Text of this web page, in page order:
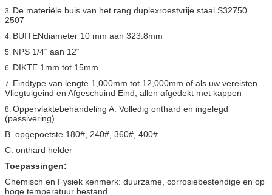
3. De materiële buis van het rang duplexroestvrije staal S32750
2507
4. BUITENdiameter 10 mm aan 323.8mm
5. NPS 1/4“ aan 12“
6. DIKTE 1mm tot 15mm
7. Eindtype van lengte 1,000mm tot 12,000mm of als uw vereisten
Vliegtuigeind en Afgeschuind Eind, allen afgedekt met kappen
8. Oppervlaktebehandeling A. Volledig onthard en ingelegd
(passivering)
B. opgepoetste 180#, 240#, 360#, 400#
C. onthard helder
Toepassingen:
Chemisch en Fysiek kenmerk: duurzame, corrosiebestendige en op
hoge temperatuur bestand